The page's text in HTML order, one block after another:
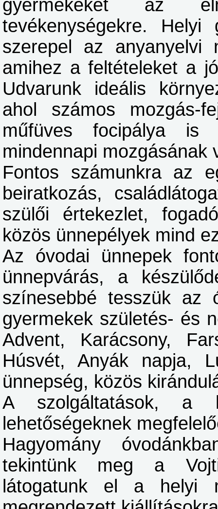
gyermekeket az
tevékenységekre. Helyi
szerepel az anyanyelvi
amihez a feltételeket a
Udvarunk ideális
ahol számos mozgás-
műfüves focipálya is
mindennapi mozgásának
Fontos számunkra az
beiratkozás,
szülői értekezlet,
közös ünnepélyek mind
Az óvodai ünnepek
ünnepvárás, a
színesebbé tesszük az
gyermekek születés- és
Advent, Karácsony,
Húsvét, Anyák napja,
ünnepség, közös
A szolgáltatások, a
lehetőségeknek
Hagyomány
tekintünk meg a
látogatunk el a helyi